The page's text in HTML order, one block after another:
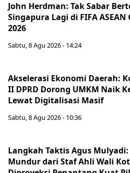
John Herdman: Tak Sabar
Singapura Lagi di FIFA ASEAN
2026
Sabtu, 8 Agu 2026 - 14:24
Akselerasi Ekonomi Daerah:
II DPRD Dorong UMKM Naik
Lewat Digitalisasi Masif
Sabtu, 8 Agu 2026 - 10:36
Langkah Taktis Agus Mulyadi:
Mundur dari Staf Ahli Wali